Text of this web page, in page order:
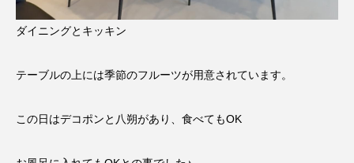
ダイニングとキッキン
テーブルの上には季節のフルーツが用意されています。
この日はデコポンと八朔があり、食べてもOK